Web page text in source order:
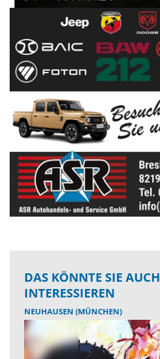
DAS KÖNNTE SIE AUCH
INTERESSIEREN
NEUHAUSEN (MÜNCHEN)